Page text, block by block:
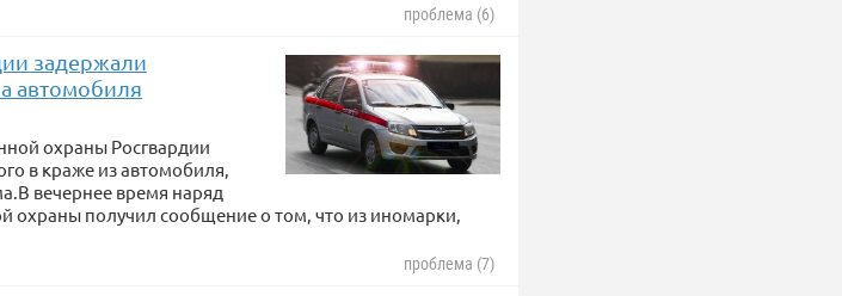
проблема (6)
задержали
автомобиля
охраны Росгвардии
в краже из автомобиля,
вечернее время наряд
охраны получил сообщение о том, что из иномарки,
проблема (7)